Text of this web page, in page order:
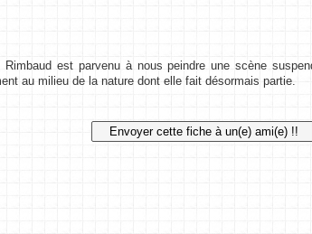
Rimbaud est parvenu à nous peindre une scène
au milieu de la nature dont elle fait désormais partie.